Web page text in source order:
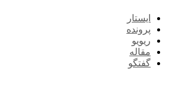
ایستار
پرونده
ریویو
مقاله
گفتگو